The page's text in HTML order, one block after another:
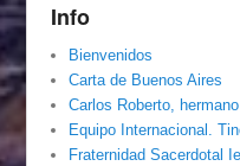
Info
Bienvenidos
Carta de Buenos Aires
Carlos Roberto,
Equipo Internacional.
Fraternidad Sacerdotal